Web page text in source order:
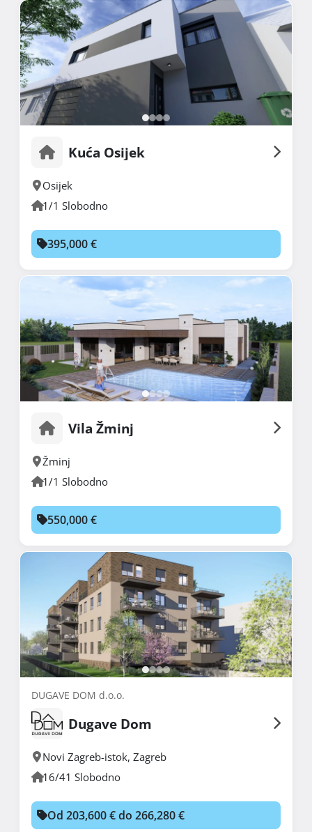
Kuća Osijek
Osijek
1/1 Slobodno
395,000 €
Vila Žminj
Žminj
1/1 Slobodno
550,000 €
DUGAVE DOM d.o.o.
Dugave Dom
Novi Zagreb-istok, Zagreb
16/41 Slobodno
Od 203,600 € do 266,280 €